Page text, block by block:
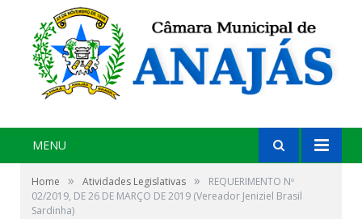
MENU
Home » Atividades Legislativas »
REQUERIMENTO Nº
02/2019, DE 26 DE MARÇO DE 2019 (Vereador Jeniziel Brasil
Sardinha)